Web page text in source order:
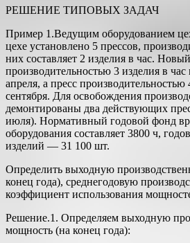
РЕШЕНИЕ ТИПОВЫХ ЗАДАЧ
Пример 1.Ведущим оборудованием
цехе установлено 5 прессов,
них состав­ляет 2 изделия в час.
производительностью 3 изделия в час
апреля, а пресс
сентября. Для освобождения
демонтированы два действующих
июля). Нормативный годовой фонд
оборудования составляет 3800 ч,
изделий — 31 100 шт.
Определить выходную
ко­нец года), среднегодовую
коэффици­ент использования
Решение.1. Определяем выходную
мощность (на конец года):